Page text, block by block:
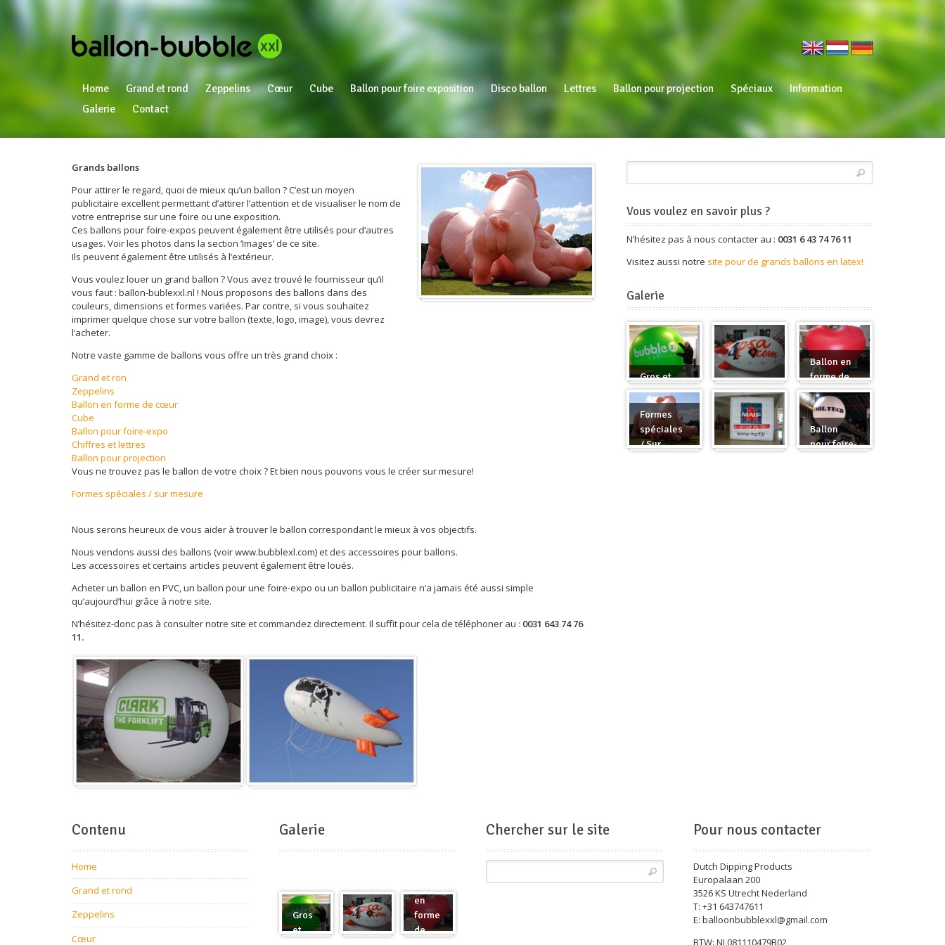
Home Grand et rond Zeppelins Cœur Cube Ballon pour foire exposition Disco ballon Lettres Ballon pour projection Spéciaux
Information
Galerie
Contact
Grands ballons
Pour attirer le regard, quoi de mieux qu’un ballon ? C’est un moyen
publicitaire excellent permettant d’attirer l’attention et de visualiser le nom de
votre entreprise sur une foire ou une exposition.
Ces ballons pour foire-expos peuvent également être utilisés pour d’autres
usages. Voir les photos dans la section ‘Images’ de ce site.
Ils peuvent également être utilisés à l’extérieur.
Vous voulez louer un grand ballon ? Vous avez trouvé le fournisseur qu’il
vous faut : ballon-bublexxl.nl ! Nous proposons des ballons dans des
couleurs, dimensions et formes variées. Par contre, si vous souhaitez
imprimer quelque chose sur votre ballon (texte, logo, image), vous devrez
l’acheter.
Notre vaste gamme de ballons vous offre un très grand choix :
Grand et ron
Zeppelins
Ballon en forme de cœur
Cube
Ballon pour foire-expo
Chiffres et lettres
Ballon pour projection
Vous ne trouvez pas le ballon de votre choix ? Et bien nous pouvons vous le créer sur mesure!
Formes spéciales / sur mesure
Nous serons heureux de vous aider à trouver le ballon correspondant le mieux à vos objectifs.
Nous vendons aussi des ballons (voir www.bubblexl.com) et des accessoires pour ballons.
Les accessoires et certains articles peuvent également être loués.
Acheter un ballon en PVC, un ballon pour une foire-expo ou un ballon publicitaire n’a jamais été aussi simple
qu’aujourd’hui grâce à notre site.
N’hésitez-donc pas à consulter notre site et commandez directement. Il suffit pour cela de téléphoner au : 0031 643 74 76
11.
Vous voulez en savoir plus ?
N’hésitez pas à nous contacter au : 0031 6 43 74 76 11
Visitez aussi notre site pour de grands ballons en latex!
Galerie
Gros et
rond
Zeppelin
Ballon en
forme de
cœur
Formes
spéciales
/ Sur
Ballon
pour foire-
Contenu
Home
Grand et rond
Zeppelins
Cœur
Galerie
Gros
et
en
forme
de
Chercher sur le site Pour nous contacter
Dutch Dipping Products
Europalaan 200
3526 KS Utrecht Nederland
T: +31 643747611
E: balloonbubblexxl@gmail.com
BTW: NL081110479B02